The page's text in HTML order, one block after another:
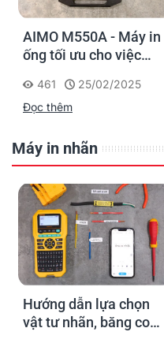
AIMO M550A - Máy in
ống tối ưu cho việc
nhận diện cáp điện,
cáp mạng
461
25/02/2025
Đọc thêm
Máy in nhãn
Hướng dẫn lựa chọn
vật tư nhãn, băng co